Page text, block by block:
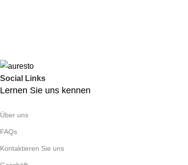
Social Links
Lernen Sie uns kennen
Über uns
FAQs
Kontaktieren Sie uns